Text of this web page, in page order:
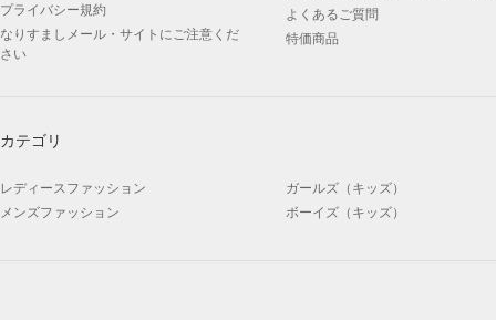
プライバシー規約
なりすましメール・サイトにご注意くだ
さい
よくあるご質問
特価商品
カテゴリ
レディースファッション
メンズファッション
ガールズ（キッズ）
ボーイズ（キッズ）